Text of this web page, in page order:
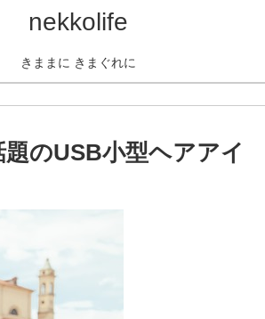
nekkolife
きままに きまぐれに
のUSB小型ヘアアイ